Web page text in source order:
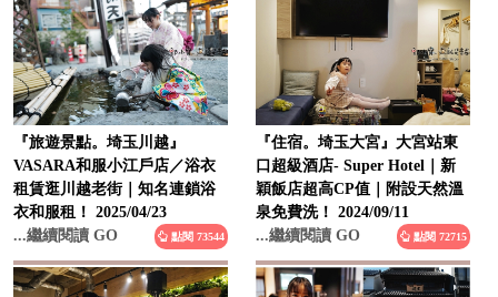
『旅遊景點。埼玉川越』
VASARA和服小江戶店／浴衣
租賃逛川越老街｜知名連鎖浴
衣和服租！ 2025/04/23
...繼續閱讀 GO
點閱 73544
『住宿。埼玉大宮』大宮站東
口超級酒店- Super Hotel｜新
穎飯店超高CP值｜附設天然溫
泉免費洗！ 2024/09/11
...繼續閱讀 GO
點閱 72715